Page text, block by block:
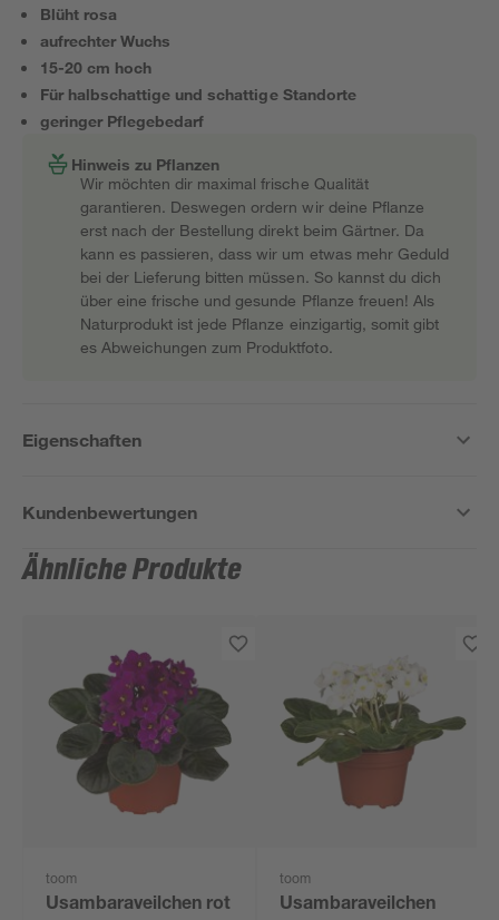
Blüht rosa
aufrechter Wuchs
15-20 cm hoch
Für halbschattige und schattige Standorte
geringer Pflegebedarf
Hinweis zu Pflanzen
Wir möchten dir maximal frische Qualität
garantieren. Deswegen ordern wir deine Pflanze
erst nach der Bestellung direkt beim Gärtner. Da
kann es passieren, dass wir um etwas mehr Geduld
bei der Lieferung bitten müssen. So kannst du dich
über eine frische und gesunde Pflanze freuen! Als
Naturprodukt ist jede Pflanze einzigartig, somit gibt
es Abweichungen zum Produktfoto.
Eigenschaften
Kundenbewertungen
Ähnliche Produkte
toom
Usambaraveilchen rot
toom
Usambaraveilchen